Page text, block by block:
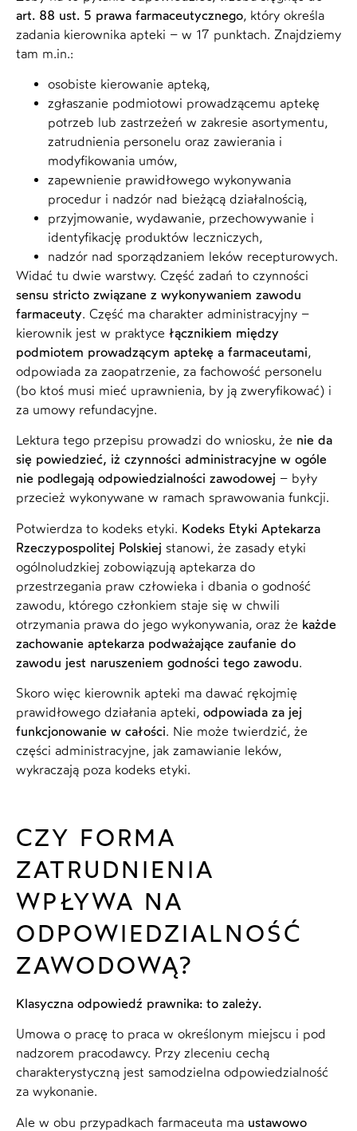
art. 88 ust. 5 prawa farmaceutycznego, który określa
zadania kierownika apteki – w 17 punktach. Znajdziemy
tam m.in.:
osobiste kierowanie apteką,
zgłaszanie podmiotowi prowadzącemu aptekę
potrzeb lub zastrzeżeń w zakresie asortymentu,
zatrudnienia personelu oraz zawierania i
modyfikowania umów,
zapewnienie prawidłowego wykonywania
procedur i nadzór nad bieżącą działalnością,
przyjmowanie, wydawanie, przechowywanie i
identyfikację produktów leczniczych,
nadzór nad sporządzaniem leków recepturowych.
Widać tu dwie warstwy. Część zadań to czynności
sensu stricto związane z wykonywaniem zawodu
farmaceuty. Część ma charakter administracyjny –
kierownik jest w praktyce łącznikiem między
podmiotem prowadzącym aptekę a farmaceutami,
odpowiada za zaopatrzenie, za fachowość personelu
(bo ktoś musi mieć uprawnienia, by ją zweryfikować) i
za umowy refundacyjne.
Lektura tego przepisu prowadzi do wniosku, że nie da
się powiedzieć, iż czynności administracyjne w ogóle
nie podlegają odpowiedzialności zawodowej – były
przecież wykonywane w ramach sprawowania funkcji.
Potwierdza to kodeks etyki. Kodeks Etyki Aptekarza
Rzeczypospolitej Polskiej stanowi, że zasady etyki
ogólnoludzkiej zobowiązują aptekarza do
przestrzegania praw człowieka i dbania o godność
zawodu, którego członkiem staje się w chwili
otrzymania prawa do jego wykonywania, oraz że każde
zachowanie aptekarza podważające zaufanie do
zawodu jest naruszeniem godności tego zawodu.
Skoro więc kierownik apteki ma dawać rękojmię
prawidłowego działania apteki, odpowiada za jej
funkcjonowanie w całości. Nie może twierdzić, że
części administracyjne, jak zamawianie leków,
wykraczają poza kodeks etyki.
CZY FORMA
ZATRUDNIENIA
WPŁYWA NA
ODPOWIEDZIALNOŚĆ
ZAWODOWĄ?
Klasyczna odpowiedź prawnika: to zależy.
Umowa o pracę to praca w określonym miejscu i pod
nadzorem pracodawcy. Przy zleceniu cechą
charakterystyczną jest samodzielna odpowiedzialność
za wykonanie.
Ale w obu przypadkach farmaceuta ma ustawowo